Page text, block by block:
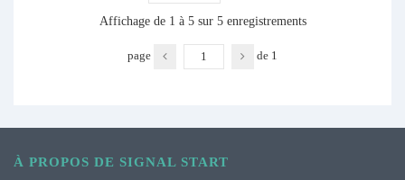
Affichage de 1 à 5 sur 5 enregistrements
page de 1
À PROPOS DE SIGNAL START